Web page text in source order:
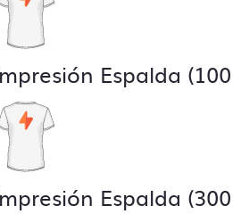
Espalda
Espalda